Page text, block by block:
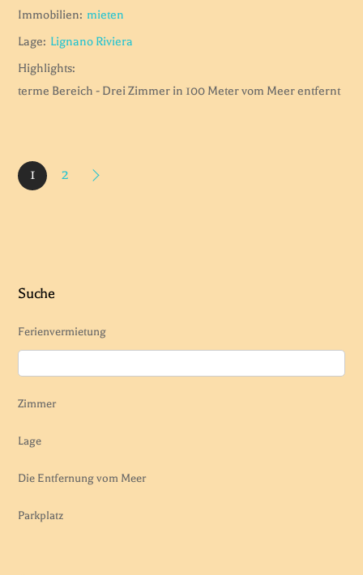
Immobilien: mieten
Lage: Lignano Riviera
Highlights:
terme Bereich - Drei Zimmer in 100 Meter vom Meer entfernt
1 2
Suche
Ferienvermietung
Zimmer
Lage
Die Entfernung vom Meer
Parkplatz